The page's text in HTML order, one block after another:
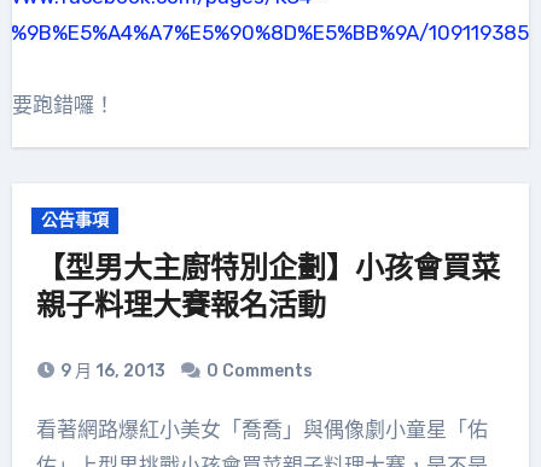
要跑錯囉！
公告事項
【型男大主廚特別企劃】小孩會買菜
親子料理大賽報名活動
9 月 16, 2013 0 Comments
看著網路爆紅小美女「喬喬」與偶像劇小童星「佑